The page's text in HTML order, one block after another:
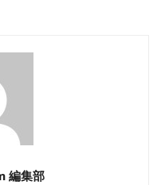
編集部